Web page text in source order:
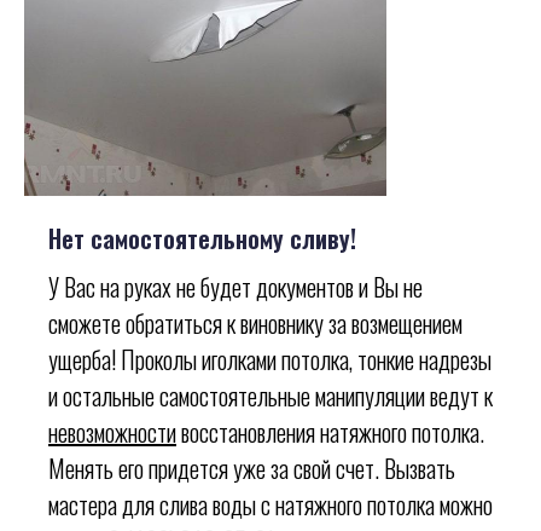
Нет самостоятельному сливу!
У Вас на руках не будет документов и Вы не
сможете обратиться к виновнику за возмещением
ущерба! Проколы иголками потолка, тонкие надрезы
и остальные самостоятельные манипуляции ведут к
невозможностивосстановления натяжного потолка.
Менять его придется уже за свой счет. Вызвать
мастера для слива воды с натяжного потолка можно